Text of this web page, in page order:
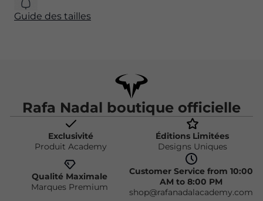
Guide des tailles
Rafa Nadal boutique officielle
Exclusivité
Produit Academy
Éditions Limitées
Designs Uniques
Qualité Maximale
Marques Premium
Customer Service from 10:00
AM to 8:00 PM
shop@rafanadalacademy.com